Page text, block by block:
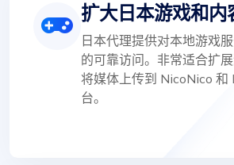
扩大日本游戏和内
日本代理提供对本地游戏
的可靠访问。非常适合扩
将媒体上传到 NicoNico 和
台。